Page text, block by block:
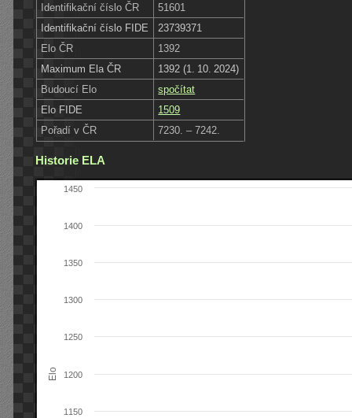
Identifikační číslo ČR
51601
Identifikační číslo FIDE
23739371
Elo ČR
1392
Maximum Ela ČR
1392 (1. 10. 2024)
Budoucí Elo
spočítat
Elo FIDE
1509
Pořadí v ČR
7230. – 7242.
Historie ELA
Elo
1150
1200
1250
1300
1350
1400
1450